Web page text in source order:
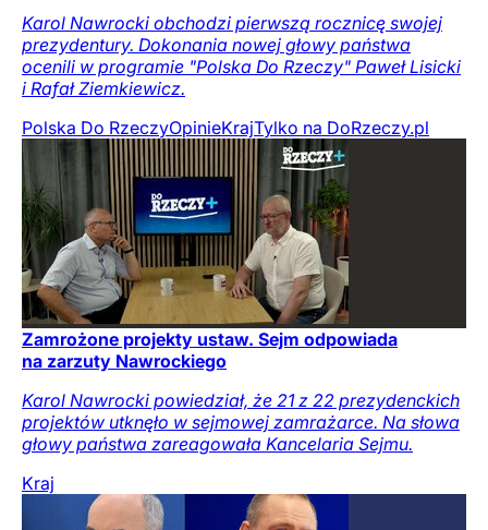
Karol Nawrocki obchodzi pierwszą rocznicę swojej
prezydentury. Dokonania nowej głowy państwa
ocenili w programie "Polska Do Rzeczy" Paweł Lisicki
i Rafał Ziemkiewicz.
Polska Do RzeczyOpinieKrajTylko na DoRzeczy.pl
Zamrożone projekty ustaw. Sejm odpowiada
na zarzuty Nawrockiego
Karol Nawrocki powiedział, że 21 z 22 prezydenckich
projektów utknęło w sejmowej zamrażarce. Na słowa
głowy państwa zareagowała Kancelaria Sejmu.
Kraj